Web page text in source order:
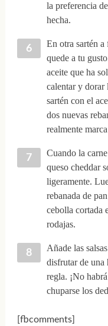
la preferencia
hecha.
En otra sartén
quede a tu
aceite que ha
calentar y dorar
sartén con el
dos nuevas
realmente
Cuando la
queso cheddar
ligeramente.
rebanada de
cebolla cortada
rodajas.
Añade las
disfrutar de una
regla. ¡No
chuparse los
[fbcomments]